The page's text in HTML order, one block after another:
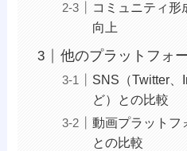
コミュニティ形
向上
他のプラットフォ
SNS（Twitter、
ど）との比較
動画プラットフ
との比較